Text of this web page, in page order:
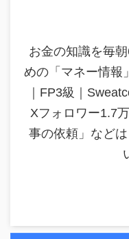
お金の知識を毎
めの「マネー情報
｜FP3級｜
Xフォロワー1.7
事の依頼」など